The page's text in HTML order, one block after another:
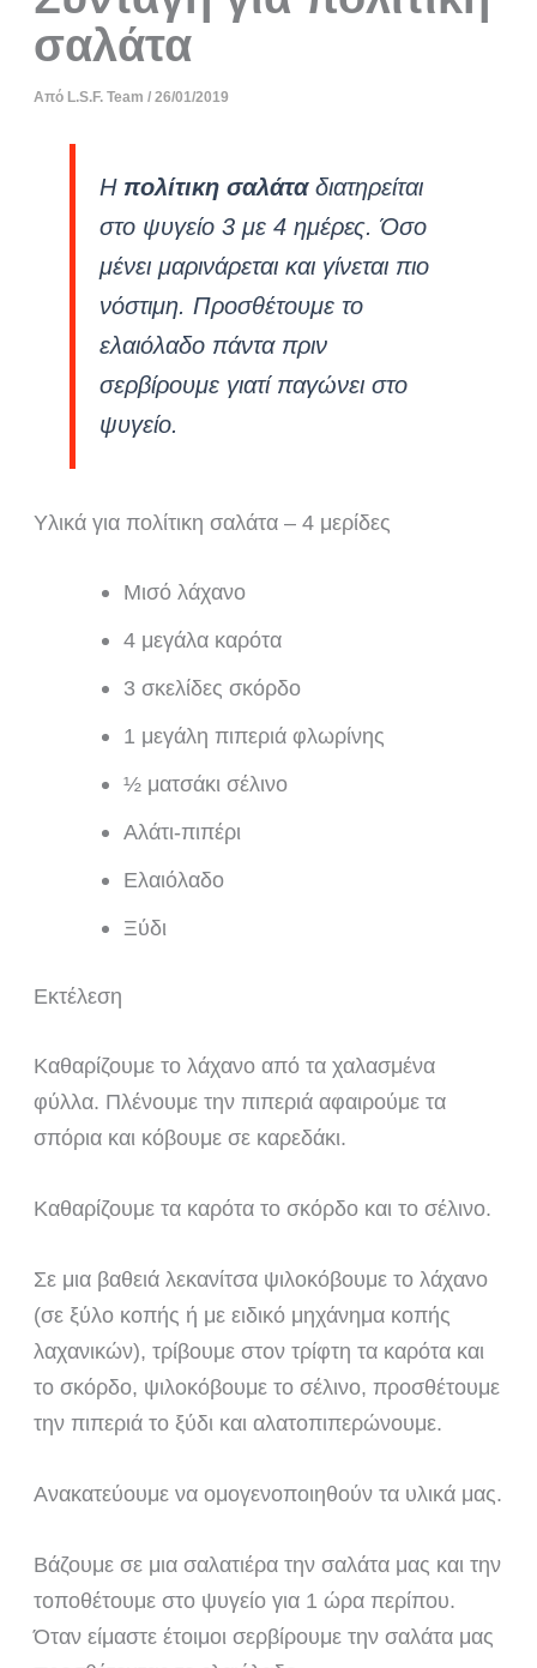
σαλάτα
Από L.S.F. Team/26/01/2019
Η πολίτικη σαλάταδιατηρείται
στο ψυγείο 3 με 4 ημέρες. Όσο
μένει μαρινάρεται και γίνεται πιο
νόστιμη. Προσθέτουμε το
ελαιόλαδο πάντα πριν
σερβίρουμε γιατί παγώνει στο
ψυγείο.
Υλικά για πολίτικη σαλάτα – 4 μερίδες
Μισό λάχανο
4 μεγάλα καρότα
3 σκελίδες σκόρδο
1 μεγάλη πιπεριά φλωρίνης
½ ματσάκι σέλινο
Αλάτι-πιπέρι
Ελαιόλαδο
Ξύδι
Εκτέλεση
Καθαρίζουμε το λάχανο από τα χαλασμένα
φύλλα. Πλένουμε την πιπεριά αφαιρούμε τα
σπόρια και κόβουμε σε καρεδάκι.
Καθαρίζουμε τα καρότα το σκόρδο και το σέλινο.
Σε μια βαθειά λεκανίτσα ψιλοκόβουμε το λάχανο
(σε ξύλο κοπής ή με ειδικό μηχάνημα κοπής
λαχανικών), τρίβουμε στον τρίφτη τα καρότα και
το σκόρδο, ψιλοκόβουμε το σέλινο, προσθέτουμε
την πιπεριά το ξύδι και αλατοπιπερώνουμε.
Ανακατεύουμε να ομογενοποιηθούν τα υλικά μας.
Βάζουμε σε μια σαλατιέρα την σαλάτα μας και την
τοποθέτουμε στο ψυγείο για 1 ώρα περίπου.
Όταν είμαστε έτοιμοι σερβίρουμε την σαλάτα μας